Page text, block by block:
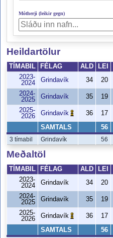
Mótherji (leikir gegn)
Heildartölur
TÍMABIL FÉLAG ALD LEI
2023-
2024
Grindavík 34 20
2024-
2025
Grindavík 35 19
2025-
2026
Grindavík 36 17
SAMTALS 56
3 tímabil Grindavík 56
Meðaltöl
TÍMABIL FÉLAG ALD LEI
2023-
2024
Grindavík 34 20
2024-
2025
Grindavík 35 19
2025-
2026
Grindavík 36 17
SAMTALS 56